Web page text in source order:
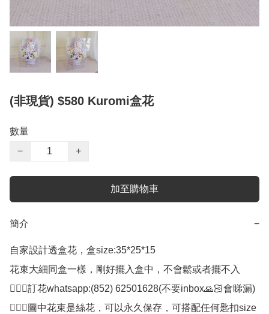
(非現貨) $580 Kuromi盒花
數量
−
+
加至購物車
簡介 −
自家設計透盒花，盒size:35*25*15
花束大細同盒一樣，剛好擺入盒中，不會鬆或者擺不入
🙋🏻‍♀️訂花whatsapp:(852) 62501628(不要inbox🙏🏻會睇漏)
🙋🏻‍♀️圖中花束是絲花，可以永久保存，可搭配任何匙扣size